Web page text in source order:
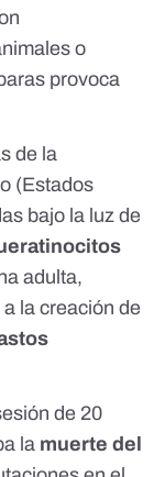
o
provoca
de la
(Estados
bajo la luz de
adulta,
la creación de
de 20
la muerte del